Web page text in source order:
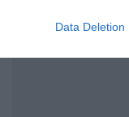
Data Deletion